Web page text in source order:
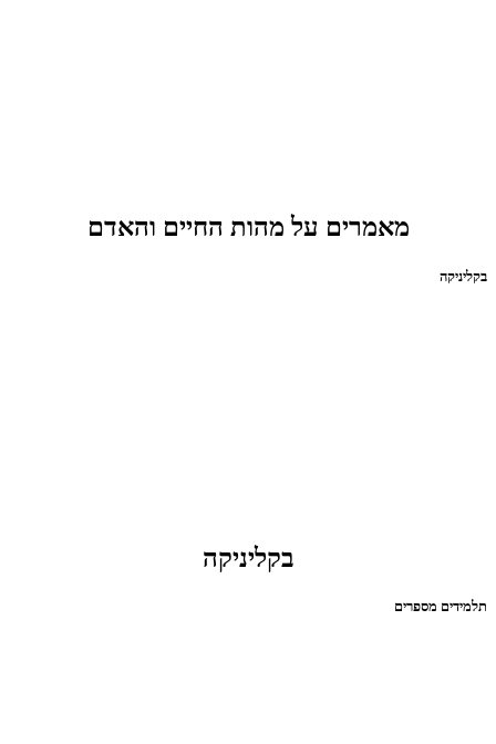
מאמרים על מהות החיים והאדם
בקליניקה
בקליניקה
תלמידים מספרים